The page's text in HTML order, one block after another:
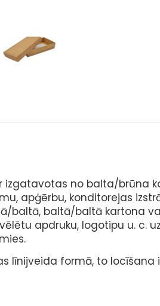
izgatavotas no balta/brūna
apģērbu, konditorejas
baltā, baltā/baltā kartona
apdruku, logotipu u. c.
līnijveida formā, to locīšana